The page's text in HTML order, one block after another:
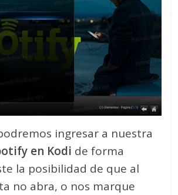
ingresar a nuestra
en Kodi de forma
la posibilidad de que al
no abra, o nos marque